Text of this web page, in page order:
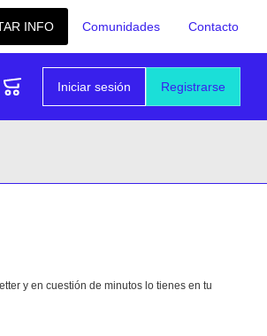
INFO Comunidades Contacto
Registrarse
Iniciar sesión
y en cuestión de minutos lo tienes en tu